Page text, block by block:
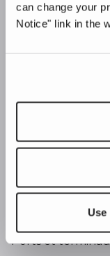
can change your
Notice" link in the
Convoyeurs
Convoyeurs
Alimentateurs
Trémies
Vue d'ensemble
Carrières et
Ports et